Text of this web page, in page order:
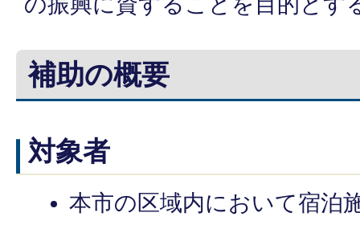
補助の概要
対象者
本市の区域内において宿泊